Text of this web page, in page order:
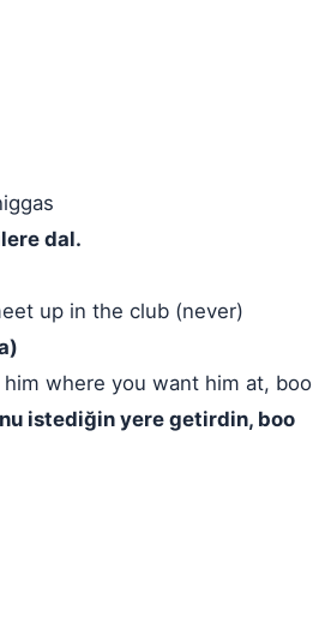
dal.
up in the club (never)
where you want him at, boo
istediğin yere getirdin, boo